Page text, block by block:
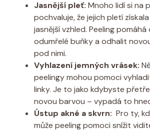
Jasnější pleť: Mnoho ‍lidí si na‍
pochvaluje, že⁤ jejich ‌pletí
jasnější⁢ vzhled. Peeling⁤
odumřelé buňky⁤ a odhalit
⁢pod ​nimi.
Vyhlazení jemných vrásek:
peelingy mohou⁢ pomoci⁣
linky.​ Je to jako kdybyste
⁣novou barvou –‌ vypadá to
Ústup akné a skvrn:
Pro ty,
‌může​ peeling ⁢pomoci snížit